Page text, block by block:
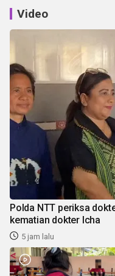
Video
Polda NTT periksa
kematian dokter Icha
5 jam lalu